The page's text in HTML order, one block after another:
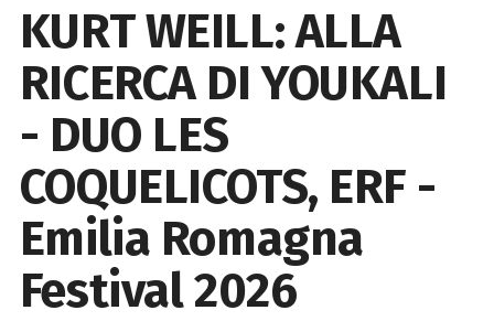
KURT WEILL: ALLA
RICERCA DI YOUKALI
- DUO LES
COQUELICOTS, ERF -
Emilia Romagna
Festival 2026